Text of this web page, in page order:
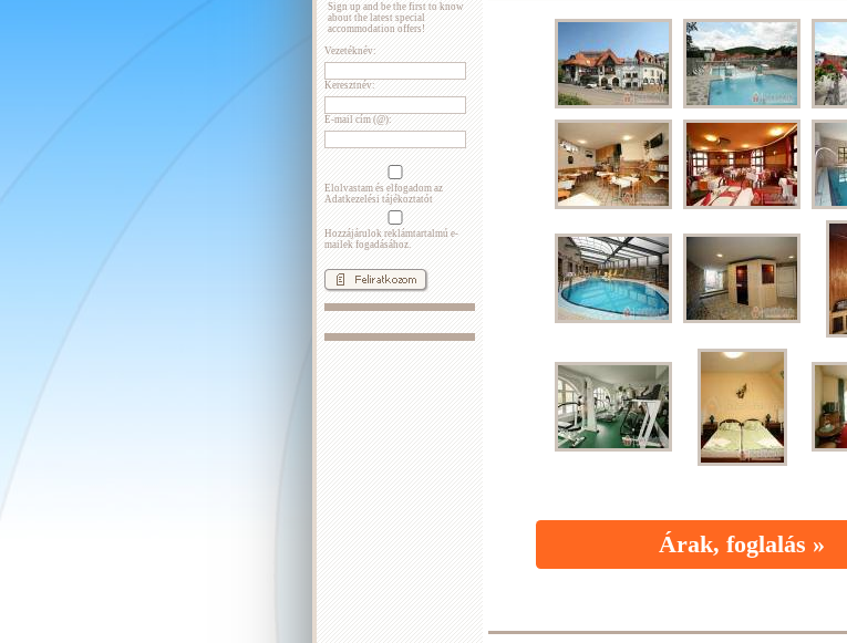
Sign up and be the first to know
about the latest special
accommodation offers!
Vezetéknév:
Keresztnév:
E-mail cím (@):
Elolvastam és elfogadom az
Adatkezelési tájékoztatót
Hozzájárulok reklámtartalmú e-
mailek fogadásához.
Árak, foglalás »